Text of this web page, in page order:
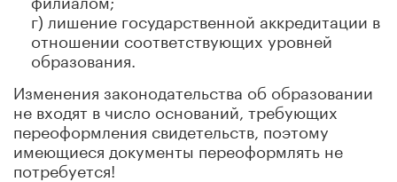
г) лишение государственной аккредитации в
отношении соответствующих уровней
образования.
Изменения законодательства об образовании
не входят в число оснований, требующих
переоформления свидетельств, поэтому
имеющиеся документы переоформлять не
потребуется!